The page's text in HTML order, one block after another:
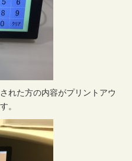
れた方の内容がプリントアウ
。